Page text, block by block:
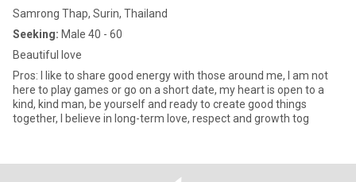
Samrong Thap, Surin, Thailand
Seeking: Male 40 - 60
Beautiful love
Pros: I like to share good energy with those around me, I am not
here to play games or go on a short date, my heart is open to a
kind, kind man, be yourself and ready to create good things
together, I believe in long-term love, respect and growth tog